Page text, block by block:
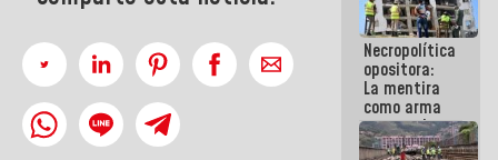
manejo de
escombros
en La Guaira
Necropolítica
opositora:
La mentira
como arma
contra el
Pueblo